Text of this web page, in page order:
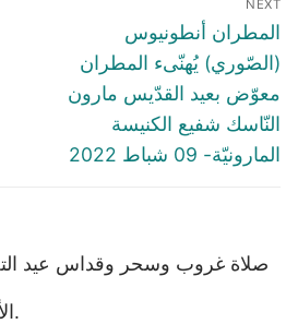
NEXT
Next
post:
المطران أنطونيوس
(الصّوري) يُهنّىء المطران
معوّض بعيد القدّيس مارون
النّاسك شفيع الكنيسة
المارونيّة- 09 شباط 2022
صلاة غروب وسحر وقداس عيد
الأربعاء في 5 آب 2026.